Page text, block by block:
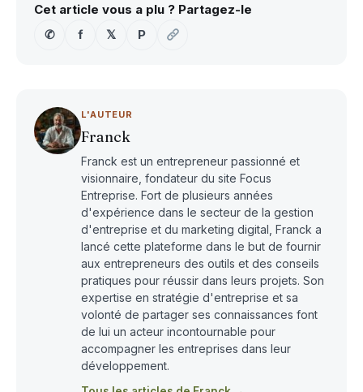
Cet article vous a plu ? Partagez-le
✆
f 𝕏 P
L'AUTEUR
Franck
Franck est un entrepreneur passionné et
visionnaire, fondateur du site Focus
Entreprise. Fort de plusieurs années
d'expérience dans le secteur de la gestion
d'entreprise et du marketing digital, Franck a
lancé cette plateforme dans le but de fournir
aux entrepreneurs des outils et des conseils
pratiques pour réussir dans leurs projets. Son
expertise en stratégie d'entreprise et sa
volonté de partager ses connaissances font
de lui un acteur incontournable pour
accompagner les entreprises dans leur
développement.